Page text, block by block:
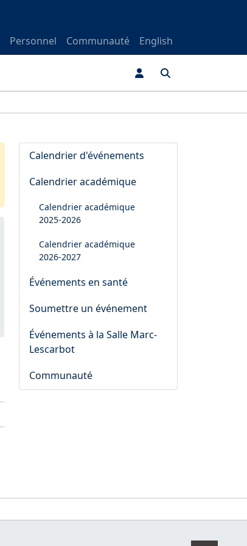
Personnel Communauté English
Calendrier d'événements
Calendrier académique
Calendrier académique
2025-2026
Calendrier académique
2026-2027
Événements en santé
Soumettre un événement
Événements à la Salle Marc-
Lescarbot
Communauté